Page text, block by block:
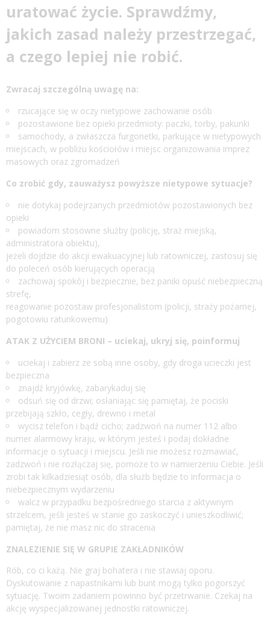
uratować życie. Sprawdźmy,
jakich zasad należy przestrzegać,
a czego lepiej nie robić.
Zwracaj szczególną uwagę na:
rzucające się w oczy nietypowe zachowanie osób
pozostawione bez opieki przedmioty: paczki, torby, pakunki
samochody, a zwłaszcza furgonetki, parkujące w nietypowych
miejscach, w pobliżu kościołów i miejsc organizowania imprez
masowych oraz zgromadzeń
Co zrobić gdy, zauważysz powyższe nietypowe sytuacje?
nie dotykaj podejrzanych przedmiotów pozostawionych bez
opieki
powiadom stosowne służby (policję, straż miejską,
administratora obiektu),
jeżeli dojdzie do akcji ewakuacyjnej lub ratowniczej, zastosuj się
do poleceń osób kierujących operacją
zachowaj spokój i bezpiecznie, bez paniki opuść niebezpieczną
strefę,
reagowanie pozostaw profesjonalistom (policji, straży pożarnej,
pogotowiu ratunkowemu)
ATAK Z UŻYCIEM BRONI – uciekaj, ukryj się, poinformuj
uciekaj i zabierz ze sobą inne osoby, gdy droga ucieczki jest
bezpieczna
znajdź kryjówkę, zabarykaduj się
odsuń się od drzwi; osłaniając się pamiętaj, że pociski
przebijają szkło, cegły, drewno i metal
wycisz telefon i bądź cicho; zadzwoń na numer 112 albo
numer alarmowy kraju, w którym jesteś i podaj dokładne
informacje o sytuacji i miejscu. Jeśli nie możesz rozmawiać,
zadzwoń i nie rozłączaj się, pomoże to w namierzeniu Ciebie. Jeśli
zrobi tak kilkadziesiąt osób, dla służb będzie to informacja o
niebezpiecznym wydarzeniu
walcz w przypadku bezpośredniego starcia z aktywnym
strzelcem, jeśli jesteś w stanie go zaskoczyć i unieszkodliwić;
pamiętaj, że nie masz nic do stracenia
ZNALEZIENIE SIĘ W GRUPIE ZAKŁADNIKÓW
Rób, co ci każą. Nie graj bohatera i nie stawiaj oporu.
Dyskutowanie z napastnikami lub bunt mogą tylko pogorszyć
sytuację. Twoim zadaniem powinno być przetrwanie. Czekaj na
akcję wyspecjalizowanej jednostki ratowniczej.